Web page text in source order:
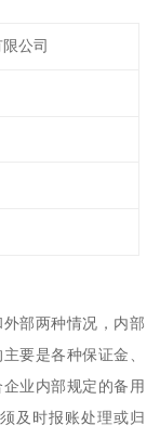
公司
部两种情况，内部
要是各种保证金、
业内部规定的备用
及时报账处理或归